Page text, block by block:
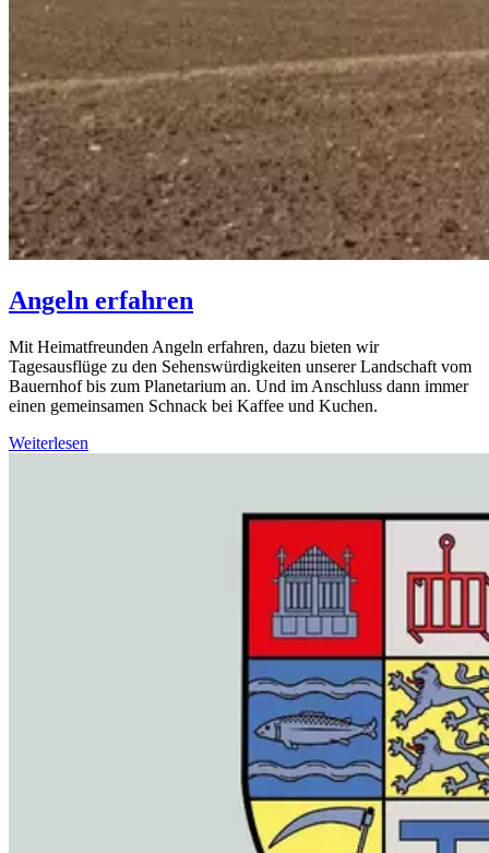
Angeln erfahren
Mit Heimatfreunden Angeln erfahren, dazu bieten wir
Tagesausflüge zu den Sehenswürdigkeiten unserer Landschaft vom
Bauernhof bis zum Planetarium an. Und im Anschluss dann immer
einen gemeinsamen Schnack bei Kaffee und Kuchen.
Weiterlesen